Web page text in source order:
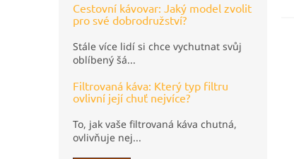
Cestovní kávovar: Jaký model zvolit
pro své dobrodružství?
Stále více lidí si chce vychutnat svůj
oblíbený šá...
Filtrovaná káva: Který typ filtru
ovlivní její chuť nejvíce?
To, jak vaše filtrovaná káva chutná,
ovlivňuje nej...